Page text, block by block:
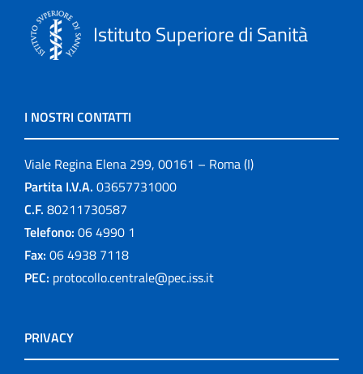
Istituto Superiore di Sanità
I NOSTRI CONTATTI
Viale Regina Elena 299, 00161 – Roma (I)
Partita I.V.A. 03657731000
C.F. 80211730587
Telefono: 06 4990 1
Fax: 06 4938 7118
PEC: protocollo.centrale@pec.iss.it
PRIVACY